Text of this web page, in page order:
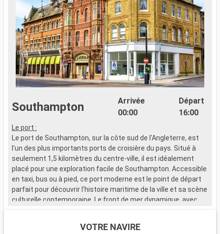
Southampton
Arrivée
00:00
Départ
16:00
Le port :
Le port de Southampton, sur la côte sud de l'Angleterre, est
l'un des plus importants ports de croisière du pays. Situé à
seulement 1,5 kilomètres du centre-ville, il est idéalement
placé pour une exploration facile de Southampton. Accessible
en taxi, bus ou à pied, ce port moderne est le point de départ
parfait pour découvrir l'histoire maritime de la ville et sa scène
culturelle contemporaine. Le front de mer dynamique, avec
VOTRE NAVIRE